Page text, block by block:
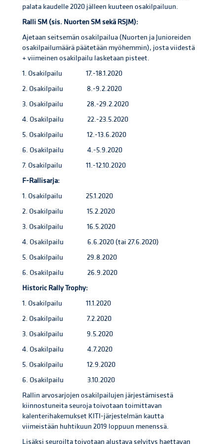
palata kaudelle 2020 jälleen kuuteen osakilpailuun.
Ralli SM (sis. Nuorten SM sekä RSJM):
Ajetaan seitsemän osakilpailua (Nuorten ja Junioreiden
osakilpailumäärä päätetään myöhemmin), josta viidestä
+ viimeinen osakilpailu lasketaan pisteet.
1. Osakilpailu 17.-18.1.2020
2. Osakilpailu 8.-9.2.2020
3. Osakilpailu 28.-29.2.2020
4. Osakilpailu 22.-23.5.2020
5. Osakilpailu 12.-13.6.2020
6. Osakilpailu 4.-5.9.2020
7. Osakilpailu 11.-12.10.2020
F-Rallisarja:
1. Osakilpailu 25.1.2020
2. Osakilpailu 15.2.2020
3. Osakilpailu 16.5.2020
4. Osakilpailu 6.6.2020 (tai 27.6.2020)
5. Osakilpailu 29.8.2020
6. Osakilpailu 26.9.2020
Historic Rally Trophy:
1. Osakilpailu 11.1.2020
2. Osakilpailu 7.2.2020
3. Osakilpailu 9.5.2020
4. Osakilpailu 4.7.2020
5. Osakilpailu 12.9.2020
6. Osakilpailu 3.10.2020
Rallin arvosarjojen osakilpailujen järjestämisestä
kiinnostuneita seuroja toivotaan toimittavan
kalenterihakemukset KITI-järjestelmän kautta
viimeistään huhtikuun 2019 loppuun menenssä.
Lisäksi seuroilta toivotaan alustava selvitys haettavan